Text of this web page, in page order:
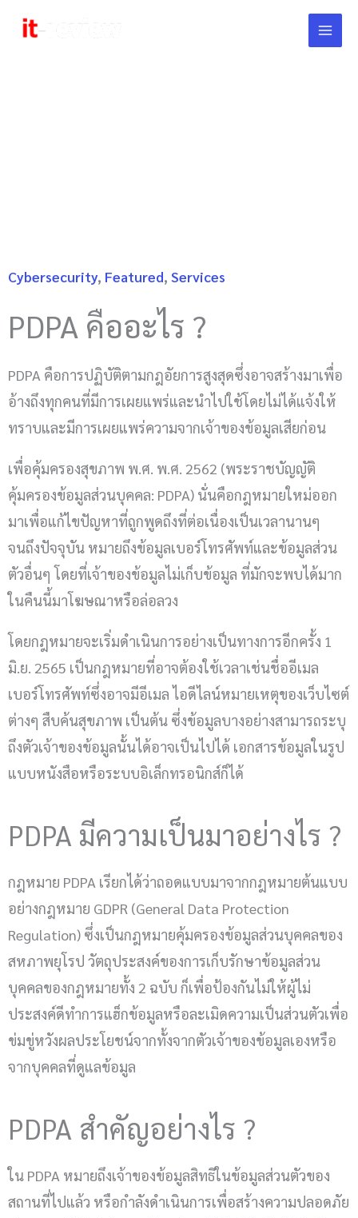
Cybersecurity, Featured, Services
PDPA คืออะไร ?
PDPA คือการปฏิบัติตามกฎอัยการสูงสุดซึ่งอาจสร้างมาเพื่อ
อ้างถึงทุกคนที่มีการเผยแพร่และนำไปใช้โดยไม่ได้แจ้งให้
ทราบและมีการเผยแพร่ความจากเจ้าของข้อมูลเสียก่อน
เพื่อคุ้มครองสุขภาพ พ.ศ. พ.ศ. 2562 (พระราชบัญญัติ
คุ้มครองข้อมูลส่วนบุคคล: PDPA) นั่นคือกฎหมายใหม่ออก
มาเพื่อแก้ไขปัญหาที่ถูกพูดถึงที่ต่อเนื่องเป็นเวลานานๆ
จนถึงปัจจุบัน หมายถึงข้อมูลเบอร์โทรศัพท์และข้อมูลส่วน
ตัวอื่นๆ โดยที่เจ้าของข้อมูลไม่เก็บข้อมูล ที่มักจะพบได้มาก
ในคืนนี้มาโฆษณาหรือล่อลวง
โดยกฎหมายจะเริ่มดำเนินการอย่างเป็นทางการอีกครั้ง 1
มิ.ย. 2565 เป็นกฎหมายที่อาจต้องใช้เวลาเช่นชื่ออีเมล
เบอร์โทรศัพท์ซึ่งอาจมีอีเมล ไอดีไลน์หมายเหตุของเว็บไซต์
ต่างๆ สืบค้นสุขภาพ เป็นต้น ซึ่งข้อมูลบางอย่างสามารถระบุ
ถึงตัวเจ้าของข้อมูลนั้นได้อาจเป็นไปได้ เอกสารข้อมูลในรูป
แบบหนังสือหรือระบบอิเล็กทรอนิกส์ก็ได้
PDPA มีความเป็นมาอย่างไร ?
กฎหมาย PDPA เรียกได้ว่าถอดแบบมาจากกฎหมายต้นแบบ
อย่างกฎหมาย GDPR (General Data Protection
Regulation) ซึ่งเป็นกฎหมายคุ้มครองข้อมูลส่วนบุคคลของ
สหภาพยุโรป วัตถุประสงค์ของการเก็บรักษาข้อมูลส่วน
บุคคลของกฎหมายทั้ง 2 ฉบับ ก็เพื่อป้องกันไม่ให้ผู้ไม่
ประสงค์ดีทำการแฮ็กข้อมูลหรือละเมิดความเป็นส่วนตัวเพื่อ
ข่มขู่หวังผลประโยชน์จากทั้งจากตัวเจ้าของข้อมูลเองหรือ
จากบุคคลที่ดูแลข้อมูล
PDPA สำคัญอย่างไร ?
ใน PDPA หมายถึงเจ้าของข้อมูลสิทธิในข้อมูลส่วนตัวของ
สถานที่ไปแล้ว หรือกำลังดำเนินการเพื่อสร้างความปลอดภัย